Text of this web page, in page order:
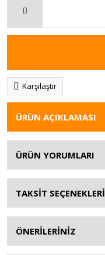
Karşılaştır
ÜRÜN AÇIKLAMASI
ÜRÜN YORUMLARI
TAKSİT SEÇENEKLERİ
ÖNERİLERİNİZ